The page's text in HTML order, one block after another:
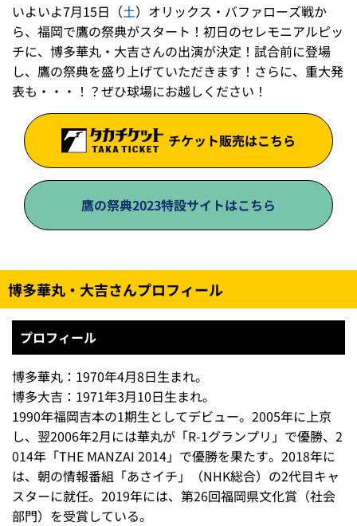
いよいよ7月15日（土）オリックス・バファローズ戦か
ら、福岡で鷹の祭典がスタート！初日のセレモニアルピッ
チに、博多華丸・大吉さんの出演が決定！試合前に登場
し、鷹の祭典を盛り上げていただきます！さらに、重大発
表も・・・！？ぜひ球場にお越しください！
チケット販売はこちら
鷹の祭典2023特設サイトはこちら
博多華丸・大吉さんプロフィール
プロフィール
博多華丸：1970年4月8日生まれ。
博多大吉：1971年3月10日生まれ。
1990年福岡吉本の1期生としてデビュー。2005年に上京
し、翌2006年2月には華丸が「R-1グランプリ」で優勝、2
014年「THE MANZAI 2014」で優勝を果たす。2018年に
は、朝の情報番組「あさイチ」（NHK総合）の2代目キャ
スターに就任。2019年には、第26回福岡県文化賞（社会
部門）を受賞している。